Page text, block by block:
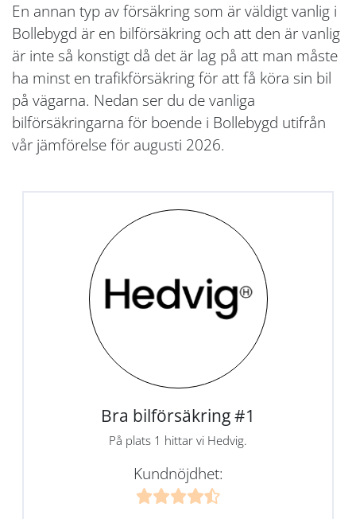
En annan typ av försäkring som är väldigt vanlig i
Bollebygd är en bilförsäkring och att den är vanlig
är inte så konstigt då det är lag på att man måste
ha minst en trafikförsäkring för att få köra sin bil
på vägarna. Nedan ser du de vanliga
bilförsäkringarna för boende i Bollebygd utifrån
vår jämförelse för augusti 2026.
Bra bilförsäkring #1
På plats 1 hittar vi Hedvig.
Kundnöjdhet: